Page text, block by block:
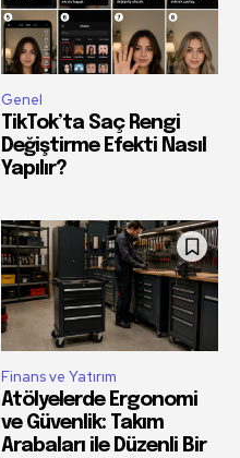
Genel
TikTok’ta Saç Rengi
Değiştirme Efekti Nasıl
Yapılır?
Finans ve Yatırım
Atölyelerde Ergonomi
ve Güvenlik: Takım
Arabaları ile Düzenli Bir